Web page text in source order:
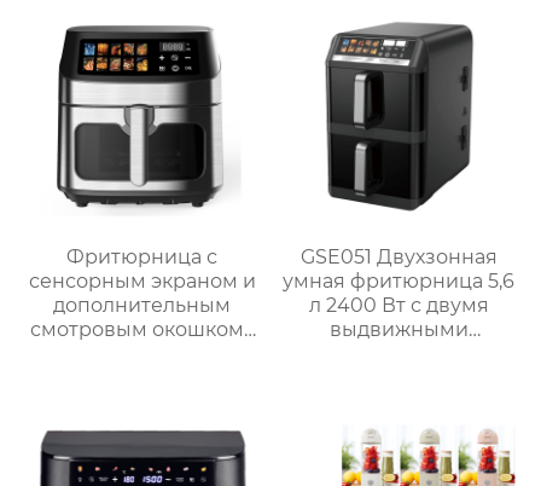
Фритюрница с
сенсорным экраном и
дополнительным
смотровым окошком |
GSE051 Двухзонная
умная фритюрница 5,6
л 2400 Вт с двумя
выдвижными